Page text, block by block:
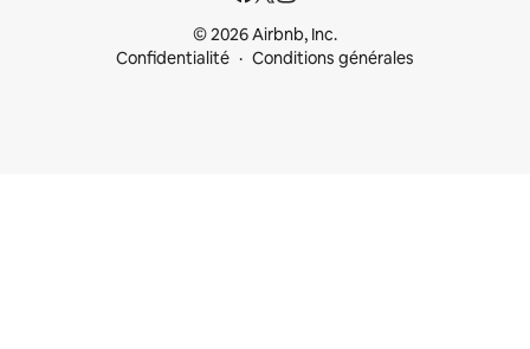
© 2026 Airbnb, Inc.
Confidentialité
Conditions générales